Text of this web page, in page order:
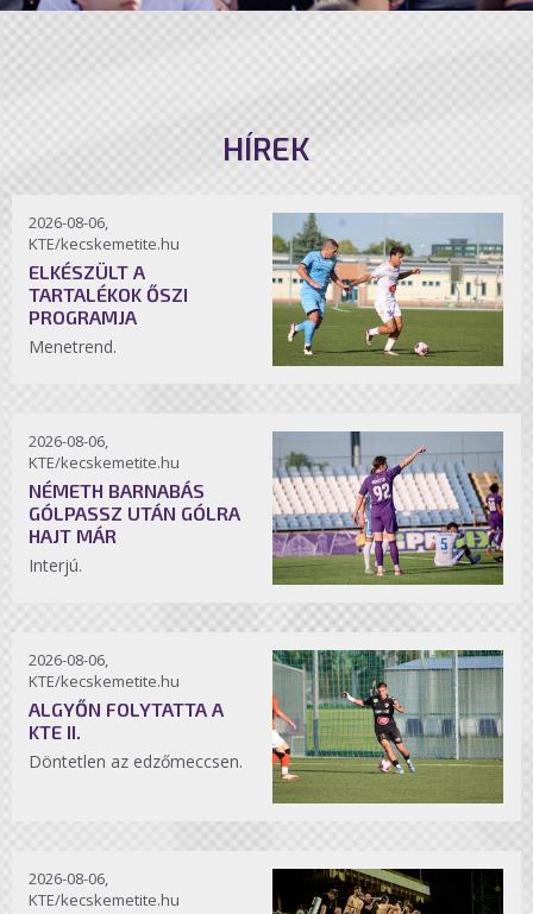
HÍREK
2026-08-06,
KTE/kecskemetite.hu
ELKÉSZÜLT A
TARTALÉKOK ŐSZI
PROGRAMJA
Menetrend.
2026-08-06,
KTE/kecskemetite.hu
NÉMETH BARNABÁS
GÓLPASSZ UTÁN GÓLRA
HAJT MÁR
Interjú.
2026-08-06,
KTE/kecskemetite.hu
ALGYŐN FOLYTATTA A
KTE II.
Döntetlen az edzőmeccsen.
2026-08-06,
KTE/kecskemetite.hu